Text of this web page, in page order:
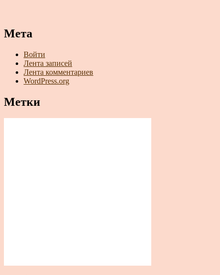
Мета
Войти
Лента записей
Лента комментариев
WordPress.org
Метки